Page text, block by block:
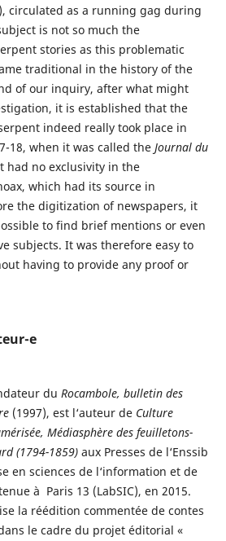
circulated as a running gag during
is not so much the
stories as this problematic
traditional in the history of the
of our inquiry, after what might
it is established that the
indeed really took place in
18, when it was called the Journal du
had no exclusivity in the
which had its source in
the digitization of newspapers, it
to find brief mentions or even
subjects. It was therefore easy to
having to provide any proof or
e
du Rocambole, bulletin des
(1997), est l‘auteur de Culture
Médiasphère des feuilletons-
(1794-1859) aux Presses de l‘Enssib
en sciences de l‘information et de
à Paris 13 (LabSIC), en 2015.
la réédition commentée de contes
le cadre du projet éditorial «